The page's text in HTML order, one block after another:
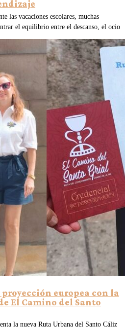
las vacaciones escolares, muchas
el equilibrio entre el descanso, el ocio
europea con la
El Camino del Santo
la nueva Ruta Urbana del Santo Cáliz